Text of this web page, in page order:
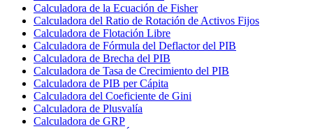
Calculadora de la Ecuación de Fisher
Calculadora del Ratio de Rotación de Activos Fijos
Calculadora de Flotación Libre
Calculadora de Fórmula del Deflactor del PIB
Calculadora de Brecha del PIB
Calculadora de Tasa de Crecimiento del PIB
Calculadora de PIB per Cápita
Calculadora del Coeficiente de Gini
Calculadora de Plusvalía
Calculadora de GRP